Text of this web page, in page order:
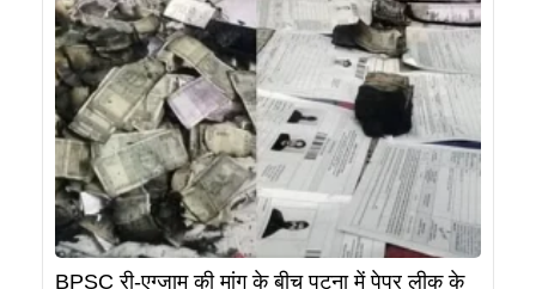
BPSC री-एग्जाम की मांग के बीच पटना में पेपर लीक के